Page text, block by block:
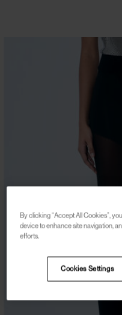
By clicking “Accept All Cookies”,
device to enhance site navigation,
efforts.
Cookies Settings